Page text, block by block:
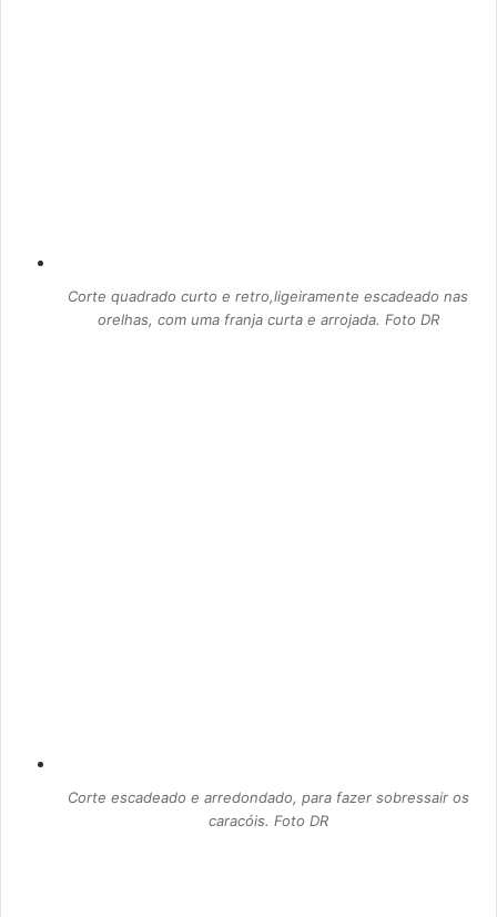
Corte quadrado curto e retro,ligeiramente escadeado nas
orelhas, com uma franja curta e arrojada. Foto DR
Corte escadeado e arredondado, para fazer sobressair os
caracóis. Foto DR